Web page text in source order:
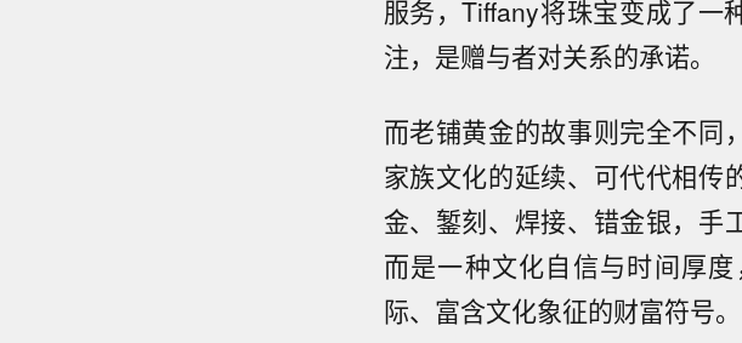
服务，Tiffany将珠宝变成了一
注，是赠与者对关系的承诺。
而老铺黄金的故事则完全不同
家族文化的延续、可代代相传
金、錾刻、焊接、错金银，手
而是一种文化自信与时间厚
际、富含文化象征的财富符号。